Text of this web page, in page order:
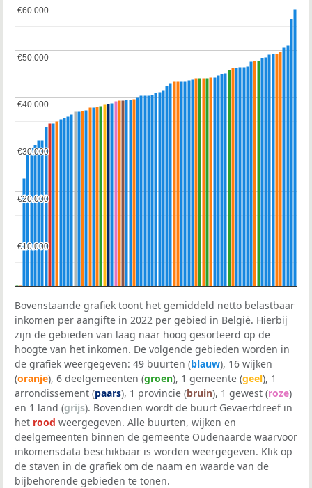
€10.000
€10.000
€20.000
€20.000
€30.000
€30.000
€40.000
€40.000
€50.000
€50.000
€60.000
€60.000
Bovenstaande grafiek toont het gemiddeld netto belastbaar
inkomen per aangifte in 2022 per gebied in België. Hierbij
zijn de gebieden van laag naar hoog gesorteerd op de
hoogte van het inkomen. De volgende gebieden worden in
de grafiek weergegeven: 49 buurten (blauw), 16 wijken
(oranje), 6 deelgemeenten (groen), 1 gemeente (geel), 1
arrondissement (paars), 1 provincie (bruin), 1 gewest (roze)
en 1 land (grijs). Bovendien wordt de buurt Gevaertdreef in
het rood weergegeven. Alle buurten, wijken en
deelgemeenten binnen de gemeente Oudenaarde waarvoor
inkomensdata beschikbaar is worden weergegeven. Klik op
de staven in de grafiek om de naam en waarde van de
bijbehorende gebieden te tonen.